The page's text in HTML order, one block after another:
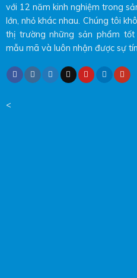
với 12 năm kinh nghiệm trong
lớn, nhỏ khác nhau. Chúng tôi
thị trường những sản phẩm
mẫu mã và luôn nhận được sự
<